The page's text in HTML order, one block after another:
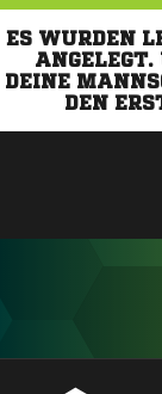
ES WURDEN
DEINE
DEN